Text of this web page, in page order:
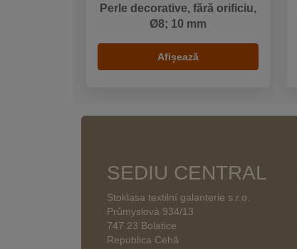
Perle decorative, fără orificiu,
Ø8; 10 mm
Afișează
SEDIU CENTRAL
Stoklasa textilní galanterie s.r.o.
Průmyslová 934/13
747 23 Bolatice
Republica Cehă